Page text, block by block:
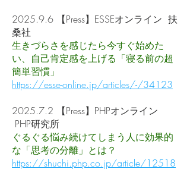
2025.9.6 【Press】ESSEオンライン 扶
桑社
生きづらさを感じたら今すぐ始めた
い、自己肯定感を上げる「寝る前の超
簡単習慣」
https://esse-online.jp/articles/-/34123
2025.7.2 【Press】PHPオンライン
PHP研究所
ぐるぐる悩み続けてしまう人に効果的
な「思考の分離」とは？
https://shuchi.php.co.jp/article/12518